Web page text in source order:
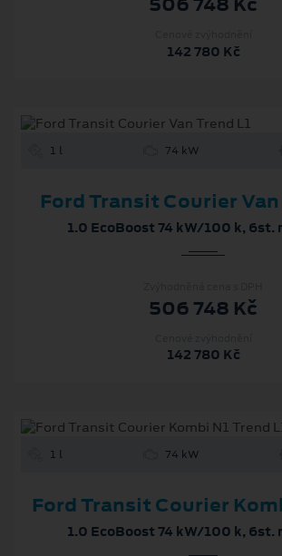
142 780 Kč
1 l 74 kW
Ford Transit Courier Van
1.0 EcoBoost 74 kW/100 k, 6st.
506 748 Kč
142 780 Kč
1 l 74 kW
1.0 EcoBoost 74 kW/100 k, 6st.